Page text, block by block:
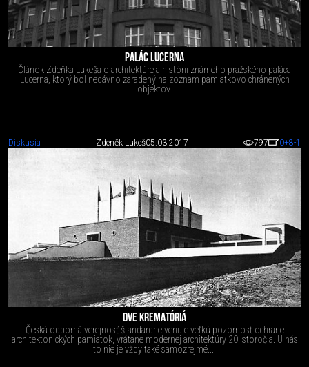
PALÁC LUCERNA
Článok Zdeňka Lukeša o architektúre a histórii známeho pražského paláca
Lucerna, ktorý bol nedávno zaradený na zoznam pamiatkovo chránených
objektov.
Diskusia Zdeněk Lukeš05.03.2017 797 0+8-1
DVE KREMATÓRIÁ
Česká odborná verejnosť štandardne venuje veľkú pozornosť ochrane
architektonických pamiatok, vrátane modernej architektúry 20. storočia. U nás
to nie je vždy také samozrejmé....